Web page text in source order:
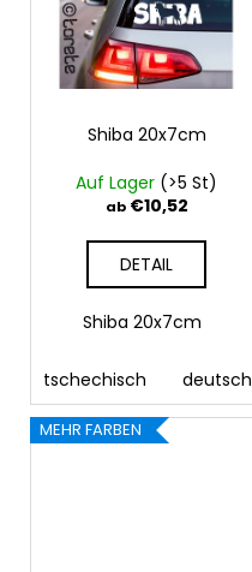
Shiba 20x7cm
Auf Lager (>5 St)
ab€10,52
DETAIL
Shiba 20x7cm
tschechisch deutsch
MEHR FARBEN